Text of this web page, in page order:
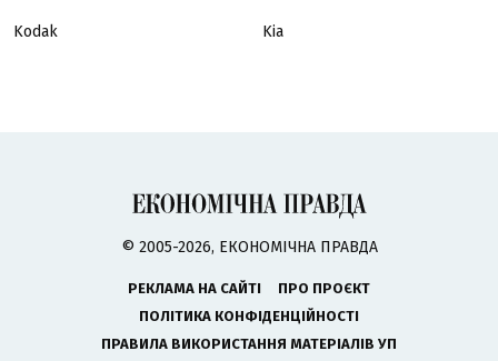
Kodak Kia
© 2005-2026, ЕКОНОМІЧНА ПРАВДА
РЕКЛАМА НА САЙТІ
ПРО ПРОЄКТ
ПОЛІТИКА КОНФІДЕНЦІЙНОСТІ
ПРАВИЛА ВИКОРИСТАННЯ МАТЕРІАЛІВ УП